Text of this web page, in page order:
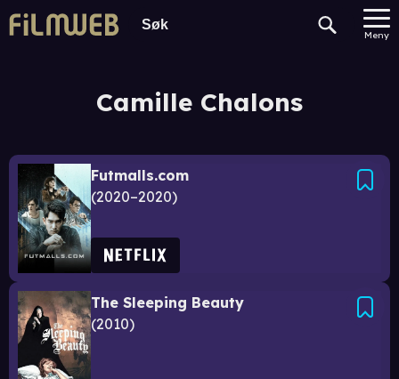
Meny
Camille Chalons
Futmalls.com
2020–2020
The Sleeping Beauty
2010